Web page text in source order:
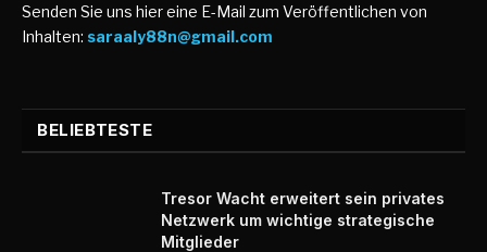
Senden Sie uns hier eine E-Mail zum Veröffentlichen von
Inhalten: saraaly88n@gmail.com
BELIEBTESTE
Tresor Wacht erweitert sein privates
Netzwerk um wichtige strategische
Mitglieder